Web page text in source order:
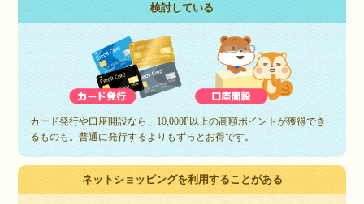
検討している
カード発行や口座開設なら、10,000P以上の高額ポイントが獲得でき
るものも。普通に発行するよりもずっとお得です。
ネットショッピングを利用することがある